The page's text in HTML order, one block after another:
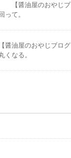
【醤油屋のおやじブ
って。
【醤油屋のおやじブロ
くなる。